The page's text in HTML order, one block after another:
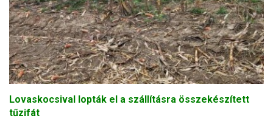
Lovaskocsival lopták el a szállításra összekészített
tűzifát